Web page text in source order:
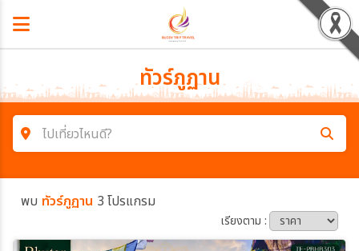
ทัวร์ภูฏาน
ไปเที่ยวไหนดี?
ค้นหาโปรแกรมทัวร์
พบ ทัวร์ภูฏาน 3 โปรแกรม
เรียงตาม :